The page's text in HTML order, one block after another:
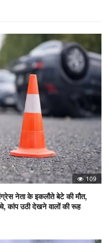
109
नेता के इकलौते बेटे की मौत,
उठी देखने वालों की रूह